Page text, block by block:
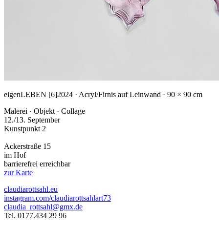
eigenLEBEN [6]2024 · Acryl/Firnis auf Leinwand · 90 × 90 cm
Malerei · Objekt · Collage
12./13. September
Kunstpunkt 2
Ackerstraße 15
im Hof
barrierefrei erreichbar
zur Karte
claudiarottsahl.eu
instagram.com/claudiarottsahlart73
claudia_rottsahl@gmx.de
Tel. 0177.434 29 96